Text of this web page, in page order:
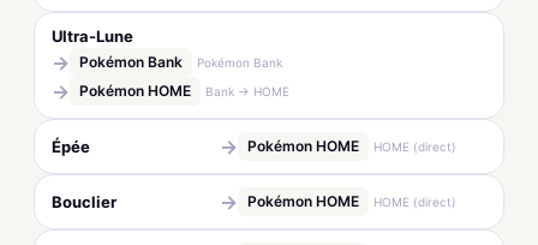
Ultra-Lune
→ Pokémon Bank Pokémon Bank
→ Pokémon HOME Bank → HOME
Épée → Pokémon HOME HOME (direct)
Bouclier → Pokémon HOME HOME (direct)